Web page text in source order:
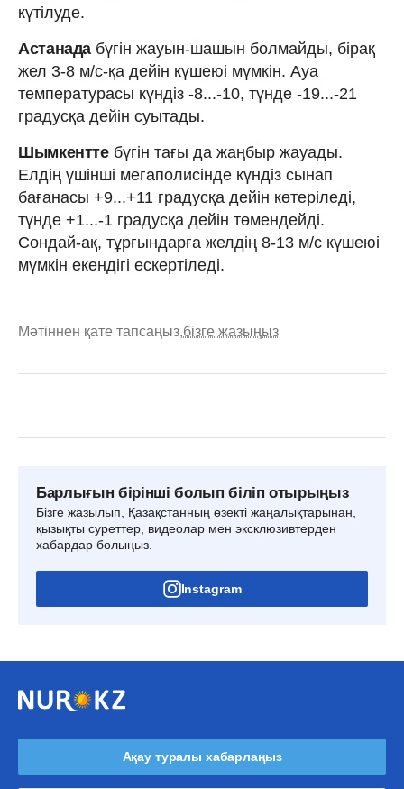
күтілуде.
Астанада бүгін жауын-шашын болмайды, бірақ
жел 3-8 м/с-қа дейін күшеюі мүмкін. Ауа
температурасы күндіз -8...-10, түнде -19...-21
градусқа дейін суытады.
Шымкенттебүгін тағы да жаңбыр жауады.
Елдің үшінші мегаполисінде күндіз сынап
бағанасы +9...+11 градусқа дейін көтеріледі,
түнде +1...-1 градусқа дейін төмендейді.
Сондай-ақ, тұрғындарға желдің 8-13 м/с күшеюі
мүмкін екендігі ескертіледі.
Мәтіннен қате тапсаңыз,бізге жазыңыз
Барлығын бірінші болып біліп отырыңыз
Бізге жазылып, Қазақстанның өзекті жаңалықтарынан,
қызықты суреттер, видеолар мен эксклюзивтерден
хабардар болыңыз.
Instagram
Ақау туралы хабарлаңыз